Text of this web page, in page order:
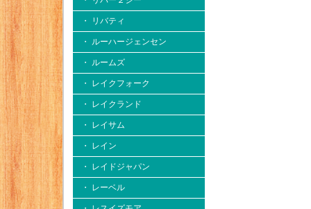
・ リバティ
・ ルーハージェンセン
・ ルームズ
・ レイクフォーク
・ レイクランド
・ レイサム
・ レイン
・ レイドジャパン
・ レーベル